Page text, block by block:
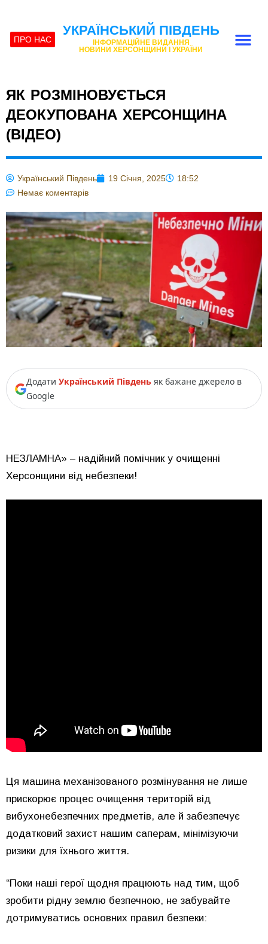
ПРО НАС
УКРАЇНСЬКИЙ ПІВДЕНЬ
ІНФОРМАЦІЙНЕ ВИДАННЯ
НОВИНИ ХЕРСОНЩИНИ І УКРАЇНИ
ЯК РОЗМІНОВУЄТЬСЯ
ДЕОКУПОВАНА ХЕРСОНЩИНА
(ВІДЕО)
Український Південь 19 Січня, 2025
18:52
Немає коментарів
Додати Український Південь як бажане джерело в
Google
НЕЗЛАМНА» – надійний помічник у очищенні
Херсонщини від небезпеки!
Ця машина механізованого розмінування не лише
прискорює процес очищення територій від
вибухонебезпечних предметів, але й забезпечує
додатковий захист нашим саперам, мінімізуючи
ризики для їхнього життя.
“Поки наші герої щодня працюють над тим, щоб
зробити рідну землю безпечною, не забувайте
дотримуватись основних правил безпеки: